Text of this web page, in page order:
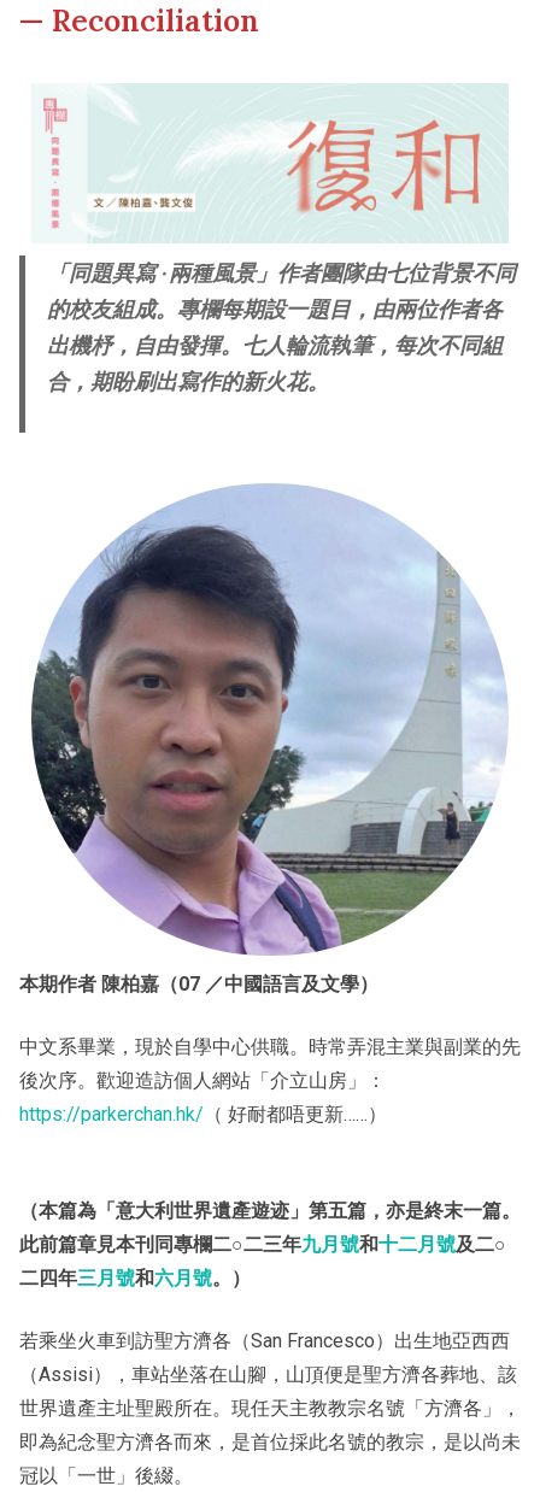
Photo Gallery
Video Archives
Fellows of the College
— Reconciliation
「同題異寫 ‧ 兩種風景」作者團隊由七位背景不同
的校友組成。專欄每期設一題目，由兩位作者各
出機杼，自由發揮。七人輪流執筆，每次不同組
合，期盼刷出寫作的新火花。
本期作者 陳柏嘉（07 ／中國語言及文學）
中文系畢業，現於自學中心供職。時常弄混主業與副業的先
後次序。歡迎造訪個人網站「介立山房」：
https://parkerchan.hk/ （ 好耐都唔更新……）
（本篇為「意大利世界遺產遊迹」第五篇，亦是終末一篇。
此前篇章見本刊同專欄二○二三年九月號和十二月號及二○
二四年三月號和六月號。）
若乘坐火車到訪聖方濟各（San Francesco）出生地亞西西
（Assisi），車站坐落在山腳，山頂便是聖方濟各葬地、該
世界遺產主址聖殿所在。現任天主教教宗名號「方濟各」，
即為紀念聖方濟各而來，是首位採此名號的教宗，是以尚未
冠以「一世」後綴。